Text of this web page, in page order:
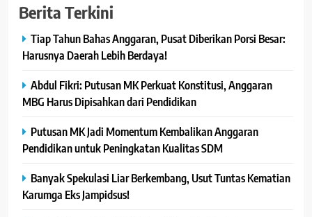
Berita Terkini
Tiap Tahun Bahas Anggaran, Pusat Diberikan Porsi Besar:
Harusnya Daerah Lebih Berdaya!
Abdul Fikri: Putusan MK Perkuat Konstitusi, Anggaran
MBG Harus Dipisahkan dari Pendidikan
Putusan MK Jadi Momentum Kembalikan Anggaran
Pendidikan untuk Peningkatan Kualitas SDM
Banyak Spekulasi Liar Berkembang, Usut Tuntas Kematian
Karumga Eks Jampidsus!